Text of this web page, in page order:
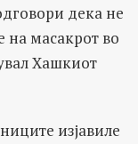
дека не
на масакрот во
Хашкиот
изјавиле